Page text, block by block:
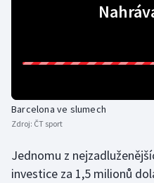
Ragby
Rychlostní kanoistika
Barcelona ve slumech
Zdroj: ČT sport
Jednomu z
investice za 1,5 milionů